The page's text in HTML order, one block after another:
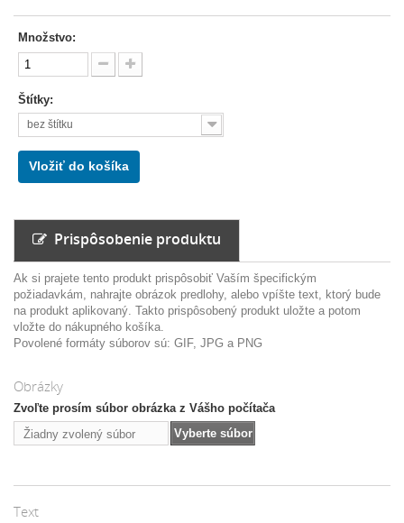
Množstvo:
Štítky:
bez štítku
Vložiť do košíka
Prispôsobenie produktu
Ak si prajete tento produkt prispôsobiť Vaším špecifickým
požiadavkám, nahrajte obrázok predlohy, alebo vpíšte text, ktorý bude
na produkt aplikovaný. Takto prispôsobený produkt uložte a potom
vložte do nákupného košíka.
Povolené formáty súborov sú: GIF, JPG a PNG
Obrázky
Zvoľte prosím súbor obrázka z Vášho počítača
Žiadny zvolený súbor
Vyberte súbor
Text